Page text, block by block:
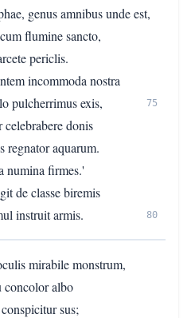
genus amnibus unde est,
flumine sancto,
periclis.
incommoda nostra
pulcherrimus exis,
75
celebrabere donis
regnator aquarum.
numina firmes.'
de classe biremis
instruit armis.
80
mirabile monstrum,
concolor albo
sus;